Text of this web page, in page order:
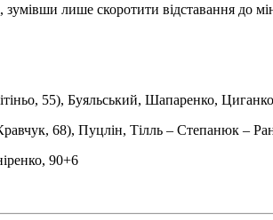
лише скоротити відставання до
55), Буяльський, Шапаренко,
68), Пуцлін, Тілль – Степанюк –
90+6